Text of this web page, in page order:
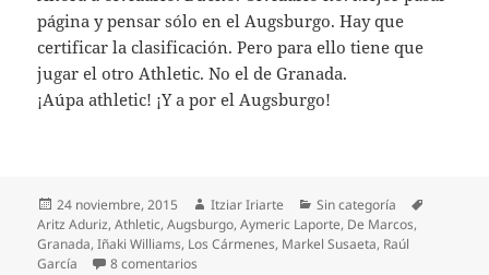
página y pensar sólo en el Augsburgo. Hay que
certificar la clasificación. Pero para ello tiene que
jugar el otro Athletic. No el de Granada.
¡Aúpa athletic! ¡Y a por el Augsburgo!
Publicado
el
24 noviembre, 2015 Autor
Itziar Iriarte Categorías
Sin categoría
Aritz Aduriz,Athletic,Augsburgo,Aymeric Laporte, De Marcos,
Granada,Iñaki Williams, Los Cármenes, Markel Susaeta, Raúl
García
8 comentarios